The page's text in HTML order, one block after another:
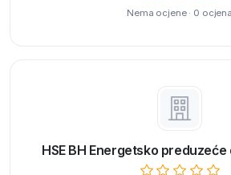
Nema ocjene · 0 ocjena
HSE BH Energetsko preduzeće